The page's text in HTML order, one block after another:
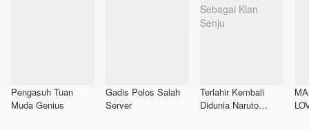
Pengasuh Tuan
Muda Genius
Gadis Polos Salah
Server
Terlahir Kembali
Didunia Naruto